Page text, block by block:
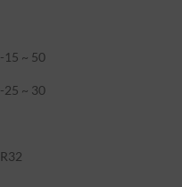
-15 ~ 50
-25 ~ 30
R32